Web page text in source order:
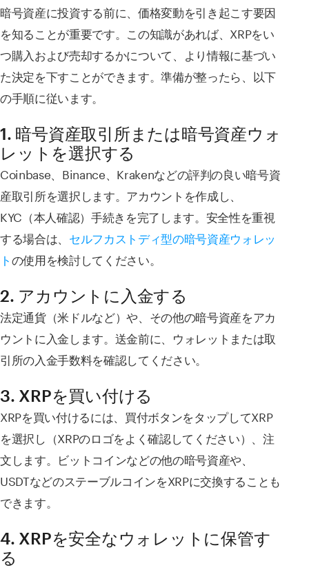
暗号資産に投資する前に、価格変動を引き起こす要因
を知ることが重要です。この知識があれば、XRPをい
つ購入および売却するかについて、より情報に基づい
た決定を下すことができます。準備が整ったら、以下
の手順に従います。
1. 暗号資産取引所または暗号資産ウォ
レットを選択する
Coinbase、Binance、Krakenなどの評判の良い暗号資
産取引所を選択します。アカウントを作成し、
KYC（本人確認）手続きを完了します。安全性を重視
する場合は、 セルフカストディ型の暗号資産ウォレッ
トの使用を検討してください。
2. アカウントに入金する
法定通貨（米ドルなど）や、その他の暗号資産をアカ
ウントに入金します。送金前に、ウォレットまたは取
引所の入金手数料を確認してください。
3. XRPを買い付ける
XRPを買い付けるには、買付ボタンをタップしてXRP
を選択し（XRPのロゴをよく確認してください）、注
文します。ビットコインなどの他の暗号資産や、
USDTなどのステーブルコインをXRPに交換することも
できます。
4. XRPを安全なウォレットに保管す
る